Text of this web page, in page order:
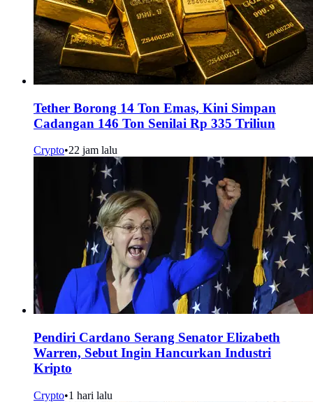
Tether Borong 14 Ton Emas, Kini Simpan
Cadangan 146 Ton Senilai Rp 335 Triliun
Crypto•22 jam lalu
Pendiri Cardano Serang Senator Elizabeth
Warren, Sebut Ingin Hancurkan Industri
Kripto
Crypto•1 hari lalu